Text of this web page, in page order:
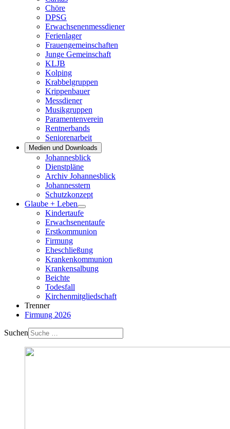
Chöre
DPSG
Erwachsenenmessdiener
Ferienlager
Frauengemeinschaften
Junge Gemeinschaft
KLJB
Kolping
Krabbelgruppen
Krippenbauer
Messdiener
Musikgruppen
Paramentenverein
Rentnerbands
Seniorenarbeit
Medien und Downloads
Johannesblick
Dienstpläne
Archiv Johannesblick
Johannesstern
Schutzkonzept
Glaube + Leben
Kindertaufe
Erwachsenentaufe
Erstkommunion
Firmung
Eheschließung
Krankenkommunion
Krankensalbung
Beichte
Todesfall
Kirchenmitgliedschaft
Trenner
Firmung 2026
Suchen